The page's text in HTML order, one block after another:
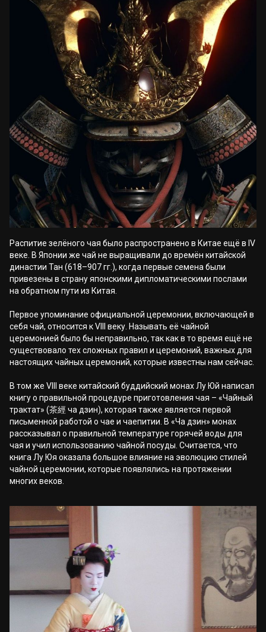
Распитие зелёного чая было распространено в Китае ещё в IV
веке. В Японии же чай не выращивали до времён китайской
династии Тан (618–907 гг.), когда первые семена были
привезены в страну японскими дипломатическими послами
на обратном пути из Китая.
Первое упоминание официальной церемонии, включающей в
себя чай, относится к VIII веку. Называть её чайной
церемонией было бы неправильно, так как в то время ещё не
существовало тех сложных правил и церемоний, важных для
настоящих чайных церемоний, которые известны нам сейчас.
В том же VIII веке китайский буддийский монах Лу Юй написал
книгу о правильной процедуре приготовления чая – «Чайный
трактат» (茶經 ча дзин), которая также является первой
письменной работой о чае и чаепитии. В «Ча дзин» монах
рассказывал о правильной температуре горячей воды для
чая и учил использованию чайной посуды. Считается, что
книга Лу Юя оказала большое влияние на эволюцию стилей
чайной церемонии, которые появлялись на протяжении
многих веков.